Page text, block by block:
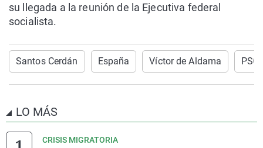
su llegada a la reunión de la Ejecutiva federal
socialista.
Santos Cerdán España Víctor de Aldama
LO MÁS
CRISIS MIGRATORIA